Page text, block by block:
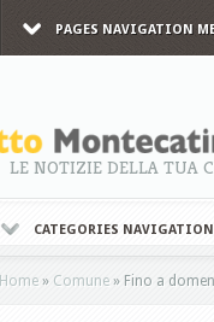
PAGES NAVIGATION
LE NOTIZIE DELLA TUA
CATEGORIES
Home » Comune » Fino a